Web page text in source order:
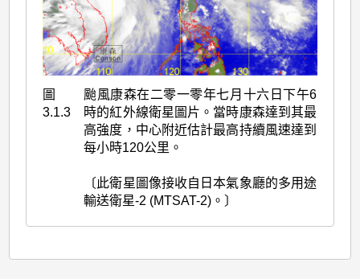
圖
3.1.3
颱風康森在二零一零年七月十六日下午6
時的紅外線衛星圖片。當時康森達到其最
高強度，中心附近估計最高持續風速達到
每小時120公里。
〔此衛星圖像接收自日本氣象廳的多用途
輸送衛星-2 (MTSAT-2)。〕